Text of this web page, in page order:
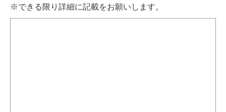
※できる限り詳細に記載をお願いします。